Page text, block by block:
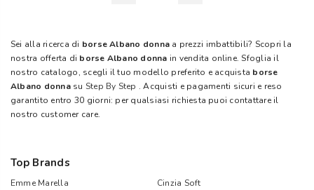
Sei alla ricerca di borse Albano donna a prezzi imbattibili? Scopri la
nostra offerta di borse Albano donna in vendita online. Sfoglia il
nostro catalogo, scegli il tuo modello preferito e acquista borse
Albano donna su Step By Step . Acquisti e pagamenti sicuri e reso
garantito entro 30 giorni: per qualsiasi richiesta puoi contattare il
nostro customer care.
Top Brands
Emme Marella
Cinzia Soft